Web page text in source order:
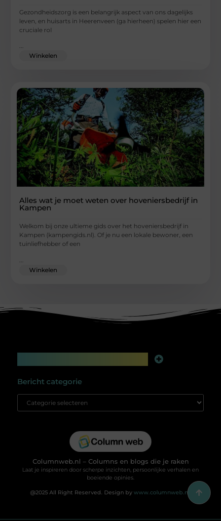
Gezondheidszorg is een belangrijk aspect van ons dagelijks
leven, en huisarts in Heerenveen (ga hierheen) spelen hier een
cruciale rol
...
Winkelen
Alles wat je moet weten over hoveniersbedrijf in
Kampen
Welkom bij onze ultieme gids over het hoveniersbedrijf in
Kampen (kampengids.nl). Of je nu een lokale bewoner, een
tuinliefhebber of een
Winkelen
Bericht categorie
Columnweb.nl – Columns en blogs die je raken
Laat je inspireren door scherpe inzichten, persoonlijke verhalen en
boeiende opinies.
@2025 All Right Reserved. Design by www.columnweb.nl.